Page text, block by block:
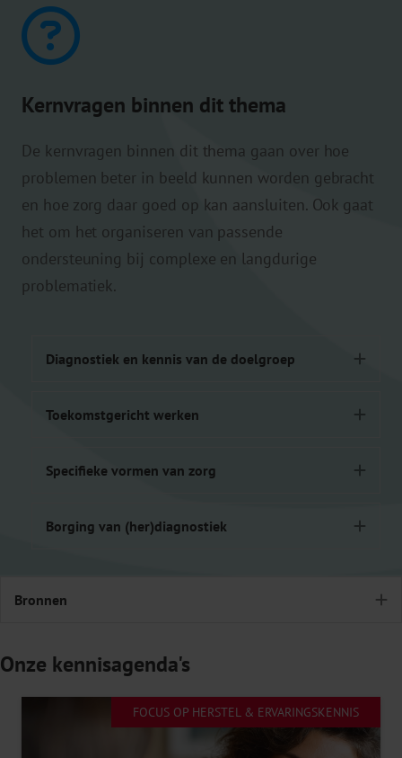
Kernvragen binnen dit thema
De kernvragen binnen dit thema gaan over hoe
problemen beter in beeld kunnen worden gebracht
en hoe zorg daar goed op kan aansluiten. Ook gaat
het om het organiseren van passende
ondersteuning bij complexe en langdurige
problematiek.
Diagnostiek en kennis van de doelgroep
Toekomstgericht werken
Specifieke vormen van zorg
Borging van (her)diagnostiek
Bronnen
Onze kennisagenda's
FOCUS OP HERSTEL & ERVARINGSKENNIS